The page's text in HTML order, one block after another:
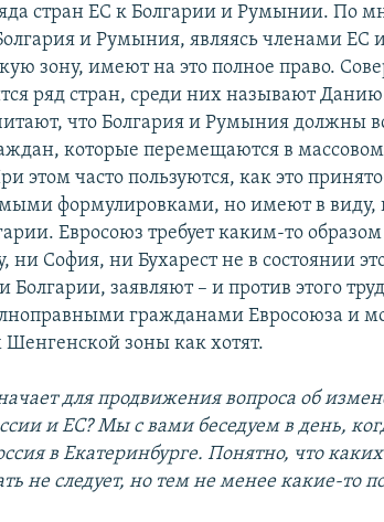
стран ЕС к Болгарии и Румынии. По
и Румыния, являясь членами ЕС
зону, имеют на это полное право.
ряд стран, среди них называют
что Болгария и Румыния должны
которые перемещаются в
этом часто пользуются, как это
формулировками, но имеют в виду,
Евросоюз требует каким-то образом
ни София, ни Бухарест не в состоянии
заявляют – и против этого
гражданами Евросоюза и
Шенгенской зоны как хотят.
для продвижения вопроса об
и ЕС? Мы с вами беседуем в день,
в Екатеринбурге. Понятно, что
не следует, но тем не менее какие-то